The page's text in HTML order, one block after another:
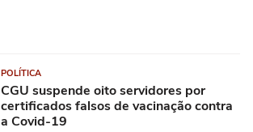
POLÍTICA
CGU suspende oito servidores por
certificados falsos de vacinação contra
a Covid-19